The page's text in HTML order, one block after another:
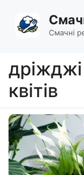
вмісту
Смачні
квітів